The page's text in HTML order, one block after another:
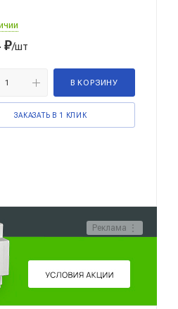
₽/шт
В КОРЗИНУ
ЗАКАЗАТЬ В 1 КЛИК
Реклама ⋮